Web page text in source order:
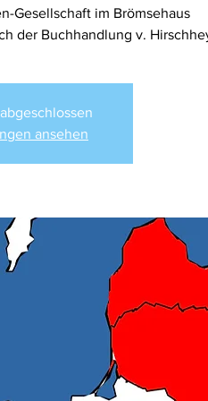
Gesellschaft im Brömsehaus
der Buchhandlung v.
ansehen